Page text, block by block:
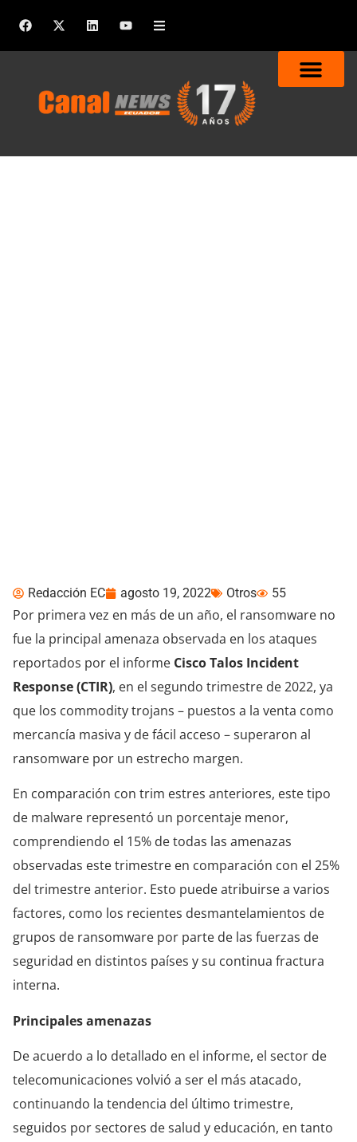
Redacción EC agosto 19, 2022 Otros 55
Por primera vez en más de un año, el ransomware no
fue la principal amenaza observada en los ataques
reportados por el informe Cisco Talos Incident
Response (CTIR), en el segundo trimestre de 2022, ya
que los commodity trojans – puestos a la venta como
mercancía masiva y de fácil acceso – superaron al
ransomware por un estrecho margen.
En comparación con trim estres anteriores, este tipo
de malware representó un porcentaje menor,
comprendiendo el 15% de todas las amenazas
observadas este trimestre en comparación con el 25%
del trimestre anterior. Esto puede atribuirse a varios
factores, como los recientes desmantelamientos de
grupos de ransomware por parte de las fuerzas de
seguridad en distintos países y su continua fractura
interna.
Principales amenazas
De acuerdo a lo detallado en el informe, el sector de
telecomunicaciones volvió a ser el más atacado,
continuando la tendencia del último trimestre,
seguidos por sectores de salud y educación, en tanto